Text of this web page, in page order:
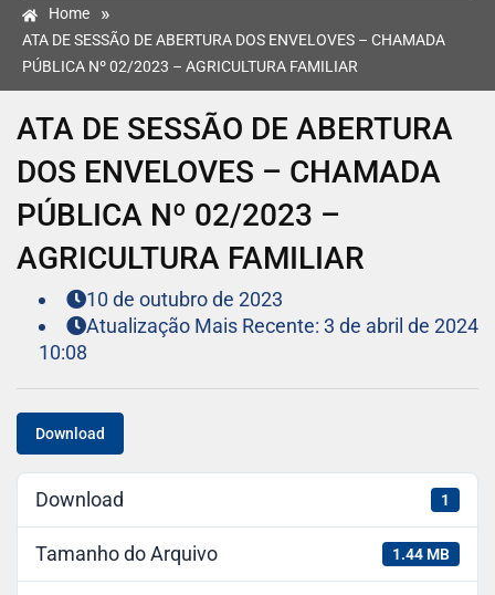
Home »
ATA DE SESSÃO DE ABERTURA DOS ENVELOVES – CHAMADA
PÚBLICA Nº 02/2023 – AGRICULTURA FAMILIAR
ATA DE SESSÃO DE ABERTURA
DOS ENVELOVES – CHAMADA
PÚBLICA Nº 02/2023 –
AGRICULTURA FAMILIAR
10 de outubro de 2023
Atualização Mais Recente: 3 de abril de 2024
10:08
Download
Download 1
Tamanho do Arquivo 1.44 MB